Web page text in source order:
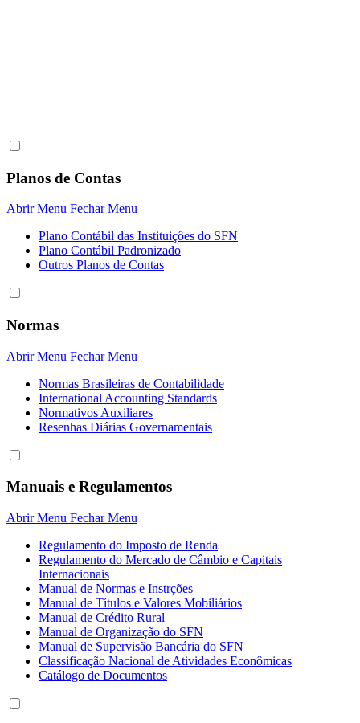
Planos de Contas
Abrir Menu Fechar Menu
Plano Contábil das Instituiçôes do SFN
Plano Contábil Padronizado
Outros Planos de Contas
Normas
Abrir Menu Fechar Menu
Normas Brasileiras de Contabilidade
International Accounting Standards
Normativos Auxiliares
Resenhas Diárias Governamentais
Manuais e Regulamentos
Abrir Menu Fechar Menu
Regulamento do Imposto de Renda
Regulamento do Mercado de Câmbio e Capitais
Internacionais
Manual de Normas e Instrções
Manual de Títulos e Valores Mobiliários
Manual de Crédito Rural
Manual de Organização do SFN
Manual de Supervisão Bancária do SFN
Classificação Nacional de Atividades Econômicas
Catálogo de Documentos